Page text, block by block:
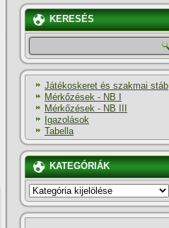
KERESÉS
Játékoskeret és szakmai stáb
Mérkőzések - NB I
Mérkőzések - NB III
Igazolások
Tabella
KATEGÓRIÁK
KATEGÓRIÁK